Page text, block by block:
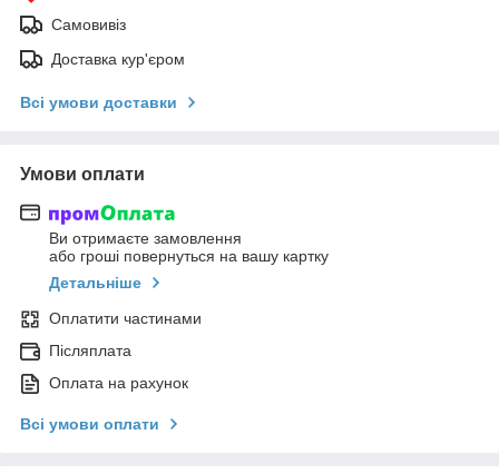
Самовивіз
Доставка кур'єром
Всі умови доставки
Умови оплати
Ви отримаєте замовлення
або гроші повернуться на вашу картку
Детальніше
Оплатити частинами
Післяплата
Оплата на рахунок
Всі умови оплати